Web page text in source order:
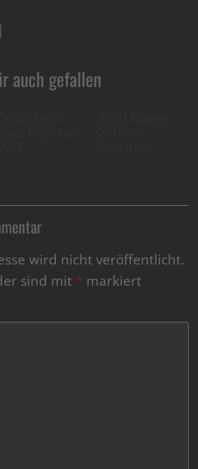
auch gefallen
wird nicht veröffentlicht.
sind mit * markiert